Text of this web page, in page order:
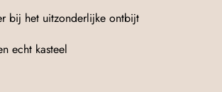
bij het uitzonderlijke ontbijt
echt kasteel